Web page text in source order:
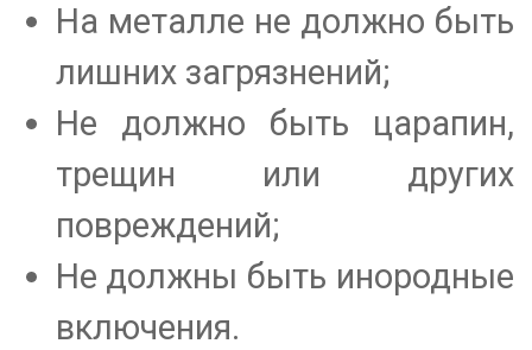
На металле не должно быть
лишних загрязнений;
Не должно быть царапин,
трещин или других
повреждений;
Не должны быть инородные
включения.